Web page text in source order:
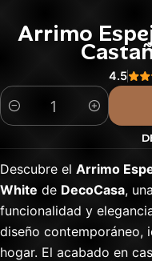
Arrimo
4.5
Cantidad
Descubre el Arrimo
White de DecoCasa,
funcionalidad y
diseño contemporáneo,
hogar. El acabado en